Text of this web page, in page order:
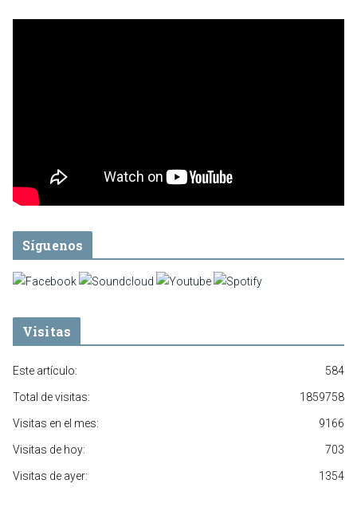
Síguenos
Visitas
584
Este artículo:
1859758
Total de visitas:
9166
Visitas en el mes:
703
Visitas de hoy:
1354
Visitas de ayer: